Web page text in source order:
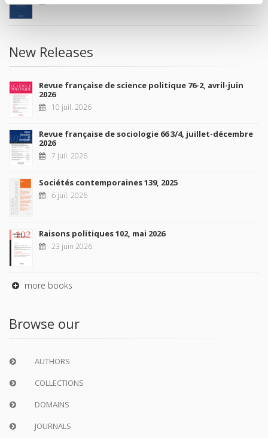
New Releases
Revue française de science politique 76-2, avril-juin
2026
10 juil. 2026
Revue française de sociologie 66 3/4, juillet-décembre
2026
7 juil. 2026
Sociétés contemporaines 139, 2025
6 juil. 2026
Raisons politiques 102, mai 2026
23 juin 2026
more books
Browse our
AUTHORS
COLLECTIONS
DOMAINS
JOURNALS